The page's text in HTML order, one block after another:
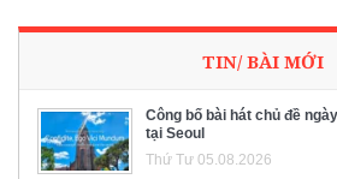
TIN/ BÀI MỚI
Công bố bài hát chủ đề
tại Seoul
Thứ Tư 05.08.2026